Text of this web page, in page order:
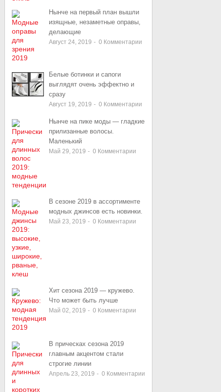
Нынче на первый план вышли
изящные, незаметные оправы,
делающие
Август 24, 2019 - 0 Комментарии
Белые ботинки и сапоги
выглядят очень эффектно и
сразу
Август 19, 2019 - 0 Комментарии
Нынче на пике моды — гладкие
прилизанные волосы.
Маленький
Май 29, 2019 - 0 Комментарии
В сезоне 2019 в ассортименте
модных джинсов есть новинки.
Май 23, 2019 - 0 Комментарии
Хит сезона 2019 — кружево.
Что может быть лучше
Май 02, 2019 - 0 Комментарии
В прическах сезона 2019
главным акцентом стали
строгие линии
Апрель 23, 2019 - 0 Комментарии